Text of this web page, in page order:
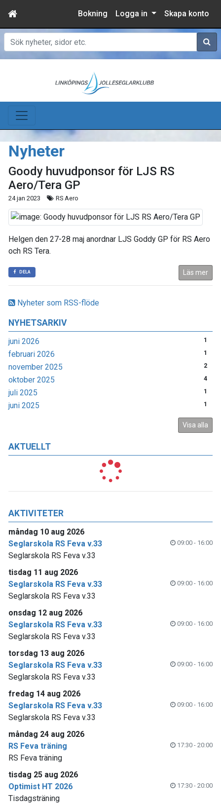
Bokning Logga in Skapa konto
Sök
Nyheter som RSS-flöde
NYHETSARKIV
juni 2026 1
februari 2026 1
november 2025 2
oktober 2025 4
juli 2025 1
juni 2025 1
Visa alla
AKTUELLT
AKTIVITETER
måndag 10 aug 2026
Seglarskola RS Feva v.33
09:00 - 16:00
Seglarskola RS Feva v.33
tisdag 11 aug 2026
Seglarskola RS Feva v.33
09:00 - 16:00
Seglarskola RS Feva v.33
onsdag 12 aug 2026
Seglarskola RS Feva v.33
09:00 - 16:00
Seglarskola RS Feva v.33
torsdag 13 aug 2026
Seglarskola RS Feva v.33
09:00 - 16:00
Seglarskola RS Feva v.33
fredag 14 aug 2026
Seglarskola RS Feva v.33
09:00 - 16:00
Seglarskola RS Feva v.33
måndag 24 aug 2026
RS Feva träning
17:30 - 20:00
RS Feva träning
tisdag 25 aug 2026
Optimist HT 2026
17:30 - 20:00
Tisdagsträning
Nyheter
Goody huvudponsor för LJS RS
Aero/Tera GP
24 jan 2023 RS Aero
Helgen den 27-28 maj anordnar LJS Goddy GP för RS Aero
och RS Tera.
DELA Läs mer